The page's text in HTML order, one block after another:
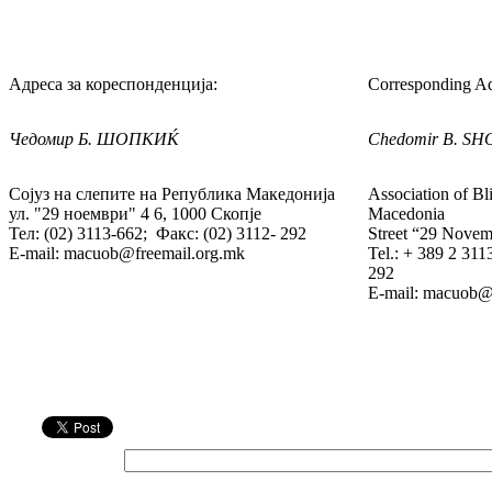
Адреса за кореспонденција: Corresponding
Чедомир Б. ШОПКИЌ Chedomir B.
Сојуз на слепите на Република Македонија
ул. "29 ноември" 4 6, 1000 Скопје
Тел: (02) 3113-662; Факс: (02) 3112- 292
E-mail: macuob@freemail.org.mk
Association of
Macedonia
Street “29
Tel.: + 389 2
292
E-mail: